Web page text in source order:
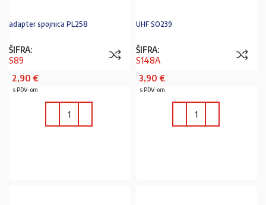
adapter spojnica PL258
ŠIFRA:
S89
2,90 €
s PDV-om
UHF SO239
ŠIFRA:
S148A
3,90 €
s PDV-om